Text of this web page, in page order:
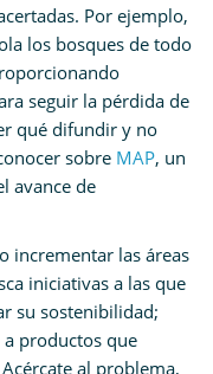
Por ejemplo,
los bosques de todo
seguir la pérdida de
qué difundir y no
sobre MAP, un
avance de
incrementar las áreas
iniciativas a las que
su sostenibilidad;
productos que
al problema,